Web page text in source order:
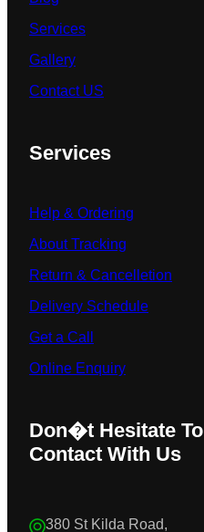
Services
Gallery
Contact US
Services
Help & Ordering
About Tracking
Return & Cancelletion
Delivery Schedule
Get a Call
Online Enquiry
Don�t Hesitate To
Contact With Us
380 St Kilda Road,